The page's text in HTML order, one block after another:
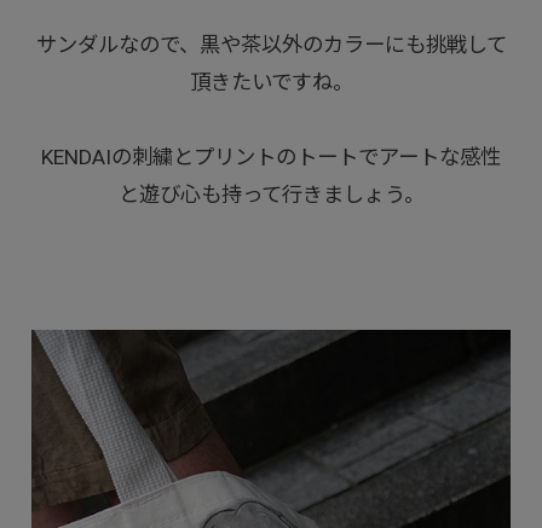
サンダルなので、黒や茶以外のカラーにも挑戦して
頂きたいですね。
KENDAIの刺繍とプリントのトートでアートな感性
と遊び心も持って行きましょう。